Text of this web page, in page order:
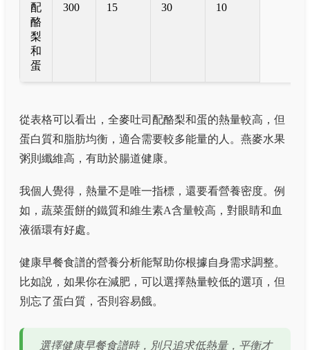
配
酪
梨
和
蛋
300 15 30 10
從表格可以看出，全麥吐司配酪梨和蛋的熱量較高，但
蛋白質和脂肪均衡，適合需要較多能量的人。燕麥水果
粥則纖維高，有助於腸道健康。
我個人覺得，熱量不是唯一指標，還要看營養密度。例
如，蔬菜蛋餅的鐵質和維生素A含量較高，對眼睛和血
液循環有好處。
健康早餐食譜的營養分析能幫助你根據自身需求調整。
比如說，如果你在減肥，可以選擇熱量較低的選項，但
別忘了蛋白質，否則容易餓。
選擇健康早餐食譜時，別只追求低熱量，平衡才